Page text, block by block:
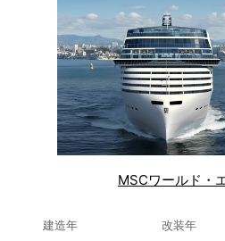
MSCワールド・
建造年 改装年